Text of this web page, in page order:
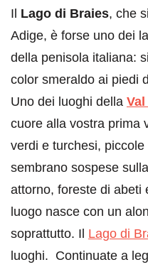
Il Lago di Braies, che
Adige, è forse uno dei
della penisola italiana:
color smeraldo ai piedi
Uno dei luoghi della
cuore alla vostra prima
verdi e turchesi,
sembrano sospese
attorno, foreste di abeti
luogo nasce con un
soprattutto. Il Lago di
luoghi. Continuate a